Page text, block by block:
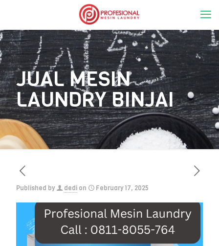
JUAL MESIN
LAUNDRY BINJAI
Published by dedi on February 17, 2025